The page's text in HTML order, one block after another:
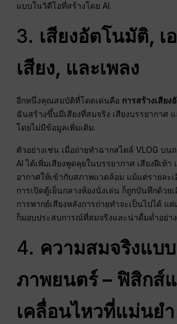
แบบในวิดีโอที่สร้างโดย AI.
3. เสียงอัตโนมัติ, เ
เสียง, และเพลง
อีกหนึ่งคุณสมบัติที่โดดเด่นคือ การสร้างเสียง
ฉันสร้างขึ้นมีเสียงที่สมจริง เสียงบรรยากาศ
โดยไม่มีข้อมูลเพิ่มเติม.
ตัวอย่างเช่น เมื่อถ่ายทำฉากสไตล์ VLOG บน
AI ได้เพิ่มเสียงพูดคุยในบรรยากาศ เสียงฝีเท้า
อากาศให้เข้ากับสภาพแวดล้อม แม้แต่รายละเ
การเปิดตู้เย็นกลางห้องนั่งเล่น ก็ถูกบันทึกด้วย
การพากย์เสียงหลังการถ่ายทำจะเป็นไปได้ แต่
ก็มอบประสบการณ์ที่สมจริงและน่าดื่มด่ำอย่า
4. ความสมจริงแบบ
ภาพยนตร์ – ฟิสิกส์
เคลื่อนไหวที่แม่นยำ